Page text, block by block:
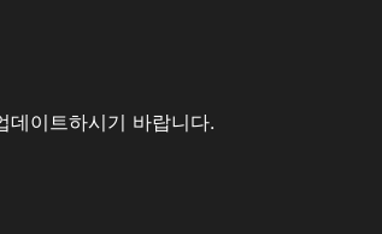
데이트하시기 바랍니다.